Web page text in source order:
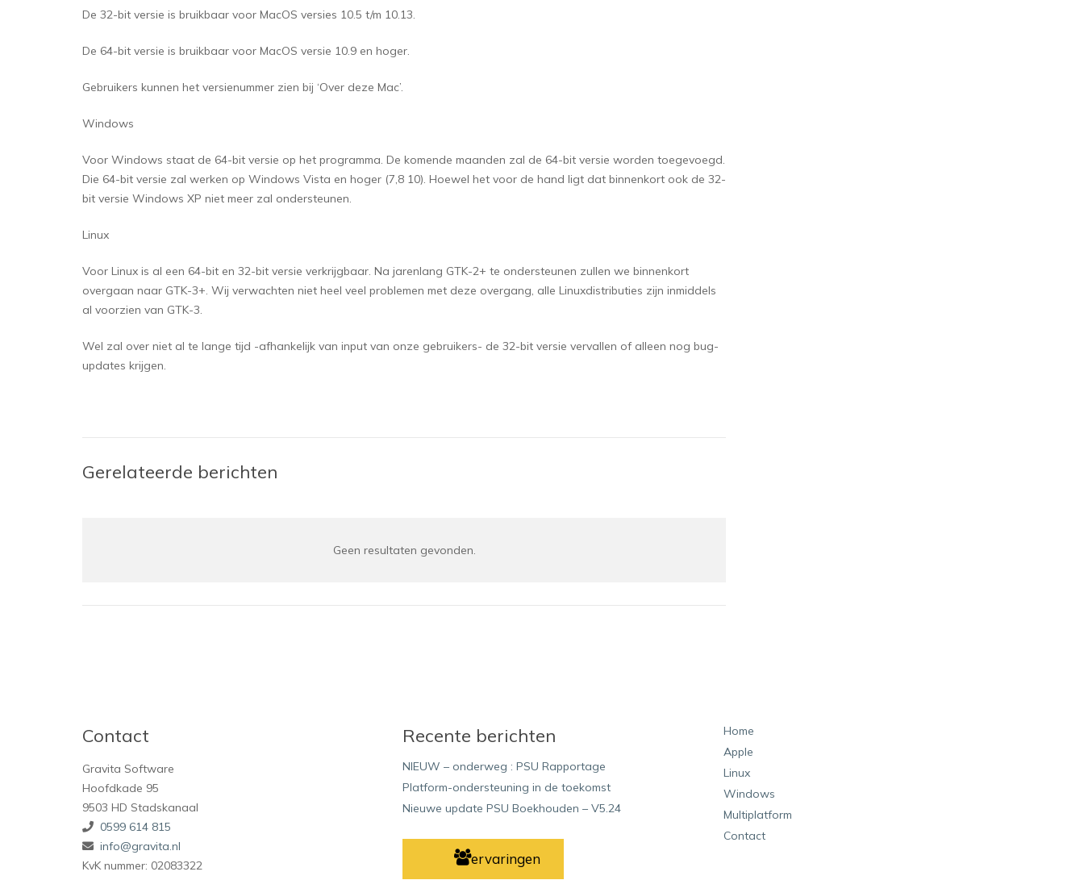
De 32-bit versie is bruikbaar voor MacOS versies 10.5 t/m 10.13.
De 64-bit versie is bruikbaar voor MacOS versie 10.9 en hoger.
Gebruikers kunnen het versienummer zien bij ‘Over deze Mac’.
Windows
Voor Windows staat de 64-bit versie op het programma. De komende maanden zal de 64-bit versie worden toegevoegd.
Die 64-bit versie zal werken op Windows Vista en hoger (7,8 10). Hoewel het voor de hand ligt dat binnenkort ook de 32-
bit versie Windows XP niet meer zal ondersteunen.
Linux
Voor Linux is al een 64-bit en 32-bit versie verkrijgbaar. Na jarenlang GTK-2+ te ondersteunen zullen we binnenkort
overgaan naar GTK-3+. Wij verwachten niet heel veel problemen met deze overgang, alle Linuxdistributies zijn inmiddels
al voorzien van GTK-3.
Wel zal over niet al te lange tijd -afhankelijk van input van onze gebruikers- de 32-bit versie vervallen of alleen nog bug-
updates krijgen.
Gerelateerde berichten
Geen resultaten gevonden.
Contact
Gravita Software
Hoofdkade 95
9503 HD Stadskanaal
0599 614 815
info@gravita.nl
KvK nummer: 02083322
Recente berichten
NIEUW – onderweg : PSU Rapportage
Platform-ondersteuning in de toekomst
Nieuwe update PSU Boekhouden – V5.24
ervaringen
Home
Apple
Linux
Windows
Multiplatform
Contact